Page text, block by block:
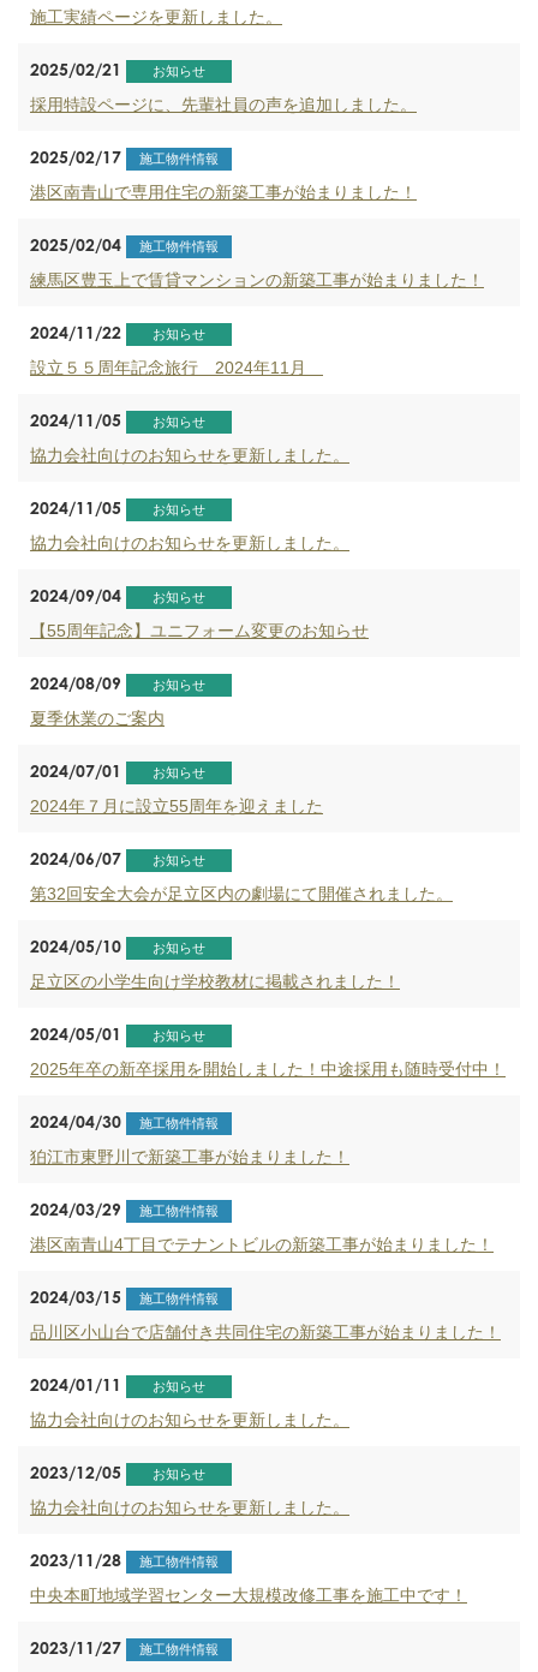
施工実績ページを更新しました。
2025/02/21 お知らせ
採用特設ページに、先輩社員の声を追加しました。
2025/02/17 施工物件情報
港区南青山で専用住宅の新築工事が始まりました！
2025/02/04 施工物件情報
練馬区豊玉上で賃貸マンションの新築工事が始まりました！
2024/11/22 お知らせ
設立５５周年記念旅行 2024年11月
2024/11/05 お知らせ
協力会社向けのお知らせを更新しました。
2024/11/05 お知らせ
協力会社向けのお知らせを更新しました。
2024/09/04 お知らせ
【55周年記念】ユニフォーム変更のお知らせ
2024/08/09 お知らせ
夏季休業のご案内
2024/07/01 お知らせ
2024年７月に設立55周年を迎えました
2024/06/07 お知らせ
第32回安全大会が足立区内の劇場にて開催されました。
2024/05/10 お知らせ
足立区の小学生向け学校教材に掲載されました！
2024/05/01 お知らせ
2025年卒の新卒採用を開始しました！中途採用も随時受付中！
2024/04/30 施工物件情報
狛江市東野川で新築工事が始まりました！
2024/03/29 施工物件情報
港区南青山4丁目でテナントビルの新築工事が始まりました！
2024/03/15 施工物件情報
品川区小山台で店舗付き共同住宅の新築工事が始まりました！
2024/01/11 お知らせ
協力会社向けのお知らせを更新しました。
2023/12/05 お知らせ
協力会社向けのお知らせを更新しました。
2023/11/28 施工物件情報
中央本町地域学習センター大規模改修工事を施工中です！
2023/11/27 施工物件情報